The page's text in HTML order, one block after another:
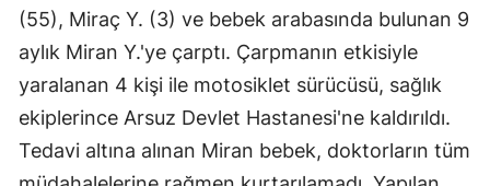
(55), Miraç Y. (3) ve bebek arabasında bulunan 9
aylık Miran Y.'ye çarptı. Çarpmanın etkisiyle
yaralanan 4 kişi ile motosiklet sürücüsü, sağlık
ekiplerince Arsuz Devlet Hastanesi'ne kaldırıldı.
Tedavi altına alınan Miran bebek, doktorların tüm